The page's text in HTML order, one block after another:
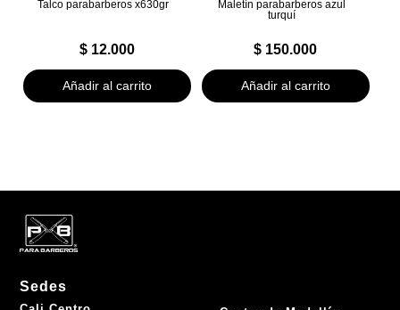
Talco parabarberos x630gr
$12.000
Añadir al carrito
Maletín parabarberos azul
turquí
$ 150.000
Añadir al carrito
Sedes